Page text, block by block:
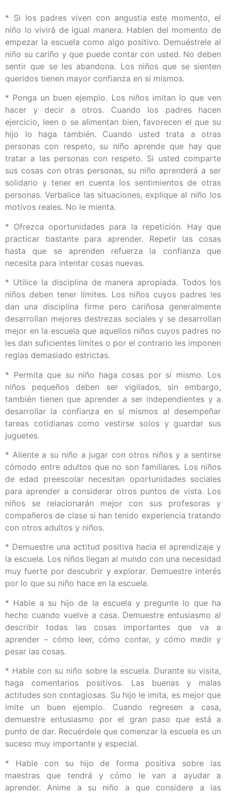
* Si los padres viven con angustia este momento, el
niño lo vivirá de igual manera. Hablen del momento de
empezar la escuela como algo positivo. Demuéstrele al
niño su cariño y que puede contar con usted. No deben
sentir que se les abandona. Los niños que se sienten
queridos tienen mayor confianza en sí mismos.
* Ponga un buen ejemplo. Los niños imitan lo que ven
hacer y decir a otros. Cuando los padres hacen
ejercicio, leen o se alimentan bien, favorecen el que su
hijo lo haga también. Cuando usted trata a otras
personas con respeto, su niño aprende que hay que
tratar a las personas con respeto. Si usted comparte
sus cosas con otras personas, su niño aprenderá a ser
solidario y tener en cuenta los sentimientos de otras
personas. Verbalice las situaciones, explique al niño los
motivos reales. No le mienta.
* Ofrezca oportunidades para la repetición. Hay que
practicar bastante para aprender. Repetir las cosas
hasta que se aprenden refuerza la confianza que
necesita para intentar cosas nuevas.
* Utilice la disciplina de manera apropiada. Todos los
niños deben tener límites. Los niños cuyos padres les
dan una disciplina firme pero cariñosa generalmente
desarrollan mejores destrezas sociales y se desarrollan
mejor en la escuela que aquellos niños cuyos padres no
les dan suficientes límites o por el contrario les imponen
reglas demasiado estrictas.
* Permita que su niño haga cosas por sí mismo. Los
niños pequeños deben ser vigilados, sin embargo,
también tienen que aprender a ser independientes y a
desarrollar la confianza en sí mismos al desempeñar
tareas cotidianas como vestirse solos y guardar sus
juguetes.
* Aliente a su niño a jugar con otros niños y a sentirse
cómodo entre adultos que no son familiares. Los niños
de edad preescolar necesitan oportunidades sociales
para aprender a considerar otros puntos de vista. Los
niños se relacionarán mejor con sus profesoras y
compañeros de clase si han tenido experiencia tratando
con otros adultos y niños.
* Demuestre una actitud positiva hacia el aprendizaje y
la escuela. Los niños llegan al mundo con una necesidad
muy fuerte por descubrir y explorar. Demuestre interés
por lo que su niño hace en la escuela.
* Hable a su hijo de la escuela y pregunte lo que ha
hecho cuando vuelve a casa. Demuestre entusiasmo al
describir todas las cosas importantes que va a
aprender – cómo leer, cómo contar, y cómo medir y
pesar las cosas.
* Hable con su niño sobre la escuela. Durante su visita,
haga comentarios positivos. Las buenas y malas
actitudes son contagiosas. Su hijo le imita, es mejor que
imite un buen ejemplo. Cuando regresen a casa,
demuestre entusiasmo por el gran paso que está a
punto de dar. Recuérdele que comenzar la escuela es un
suceso muy importante y especial.
* Hable con su hijo de forma positiva sobre las
maestras que tendrá y cómo le van a ayudar a
aprender. Anime a su niño a que considere a las